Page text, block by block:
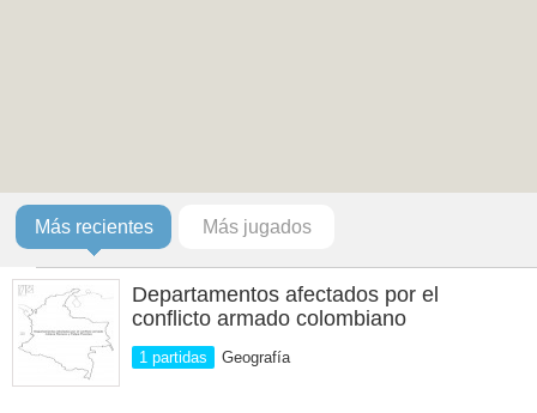
Más recientes Más jugados
Departamentos afectados por el
conflicto armado colombiano
1 partidas Geografía